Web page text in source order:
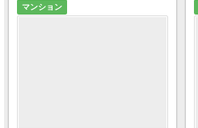
マンション